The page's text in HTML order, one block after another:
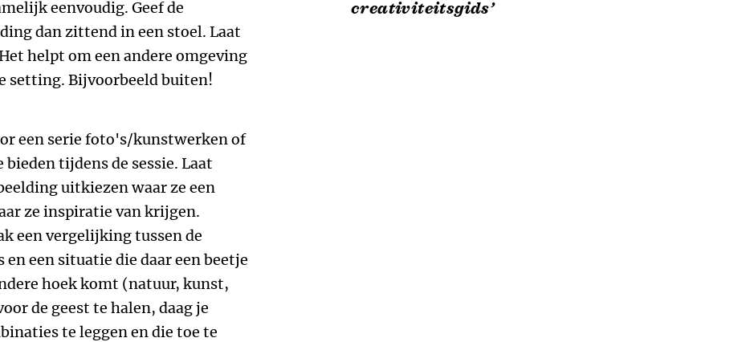
eenvoudig. Geef de
dan zittend in een stoel. Laat
helpt om een andere omgeving
setting. Bijvoorbeeld buiten!
een serie foto's/kunstwerken of
tijdens de sessie. Laat
uitkiezen waar ze een
ze inspiratie van krijgen.
een vergelijking tussen de
een situatie die daar een beetje
hoek komt (natuur, kunst,
de geest te halen, daag je
te leggen en die toe te
creativiteitsgids’